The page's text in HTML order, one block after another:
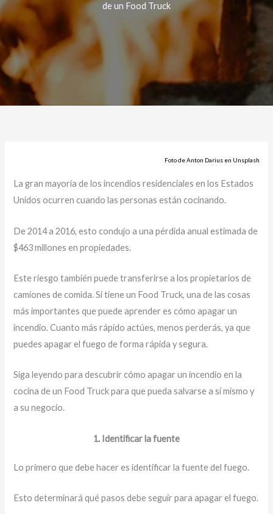
de un Food Truck
Foto de Anton Darius en Unsplash
La gran mayoría de los incendios residenciales en los Estados
Unidos ocurren cuando las personas están cocinando.
De 2014 a 2016, esto condujo a una pérdida anual estimada de
$463 millones en propiedades.
Este riesgo también puede transferirse a los propietarios de
camiones de comida. Si tiene un Food Truck, una de las cosas
más importantes que puede aprender es cómo apagar un
incendio. Cuanto más rápido actúes, menos perderás, ya que
puedes apagar el fuego de forma rápida y segura.
Siga leyendo para descubrir cómo apagar un incendio en la
cocina de un Food Truck para que pueda salvarse a sí mismo y
a su negocio.
1. Identificar la fuente
Lo primero que debe hacer es identificar la fuente del fuego.
Esto determinará qué pasos debe seguir para apagar el fuego.